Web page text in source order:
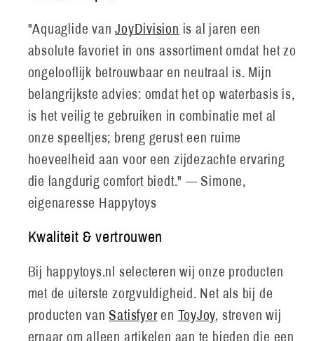
"Aquaglide vanJoyDivision is al jaren een
absolute favoriet in ons assortiment omdat het zo
ongelooflijk betrouwbaar en neutraal is. Mijn
belangrijkste advies: omdat het op waterbasis is,
is het veilig te gebruiken in combinatie met al
onze speeltjes; breng gerust een ruime
hoeveelheid aan voor een zijdezachte ervaring
die langdurig comfort biedt." — Simone,
eigenaresse Happytoys
Kwaliteit & vertrouwen
Bij happytoys.nl selecteren wij onze producten
met de uiterste zorgvuldigheid. Net als bij de
producten vanSatisfyeren ToyJoy, streven wij
ernaar om alleen artikelen aan te bieden die een